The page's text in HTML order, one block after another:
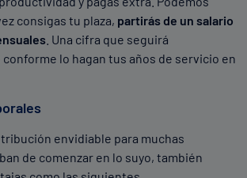
consigas tu plaza, partirás de un salario
. Una cifra que seguirá
lo hagan tus años de servicio en
envidiable para muchas
de comenzar en lo suyo, también